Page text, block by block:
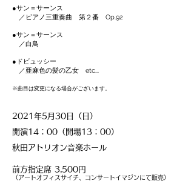
●サン＝サーンス
／ピアノ三重奏曲 第２番 Op.92
●サン＝サーンス
／白鳥
●ドビュッシー
／亜麻色の髪の乙女 etc...
※曲目は変更になる場合がございます。
2021年5月30日（日）
開演14：00（開場13：00）
秋田アトリオン音楽ホール
​前方指定席 3,500円
（アートオフィスサイチ、コンサートイマジンにて販売）